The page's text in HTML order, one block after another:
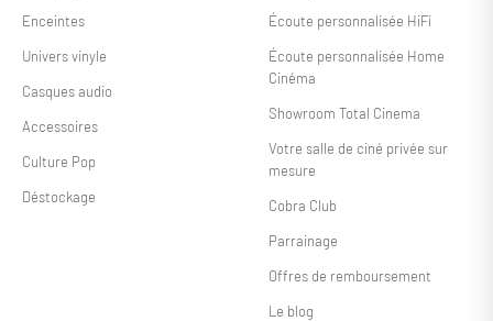
Enceintes
Univers vinyle
Casques audio
Accessoires
Culture Pop
Déstockage
Écoute personnalisée HiFi
Écoute personnalisée Home
Cinéma
Showroom Total Cinema
Votre salle de ciné privée sur
mesure
Cobra Club
Parrainage
Offres de remboursement
Le blog